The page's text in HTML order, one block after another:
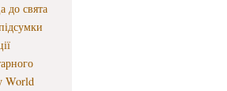
до свята
World